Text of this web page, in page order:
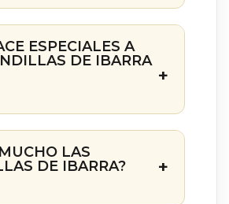
ESPECIALES A
DE IBARRA
LAS
DE IBARRA?